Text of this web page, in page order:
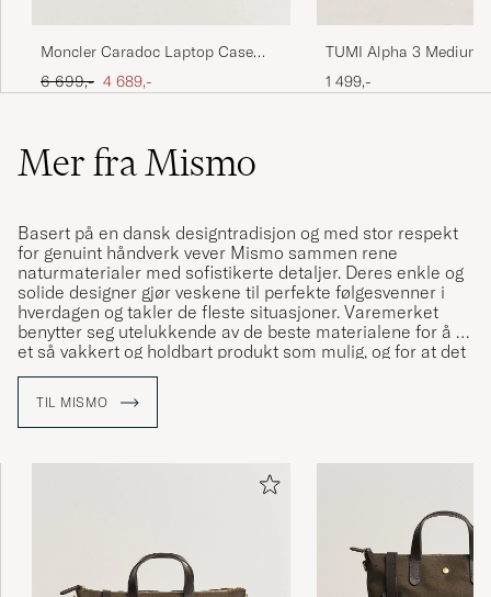
Moncler Caradoc Laptop Case
Black
Ordinær pris
6 699,- Nedsatt pris
4 689,-
TUMI Alpha 3 Medium
Cover Black
1 499,-
Mer fra Mismo
Basert på en dansk designtradisjon og med stor respekt
for genuint håndverk vever Mismo sammen rene
naturmaterialer med sofistikerte detaljer. Deres enkle og
solide designer gjør veskene til perfekte følgesvenner i
hverdagen og takler de fleste situasjoner. Varemerket
benytter seg utelukkende av de beste materialene for å få
et så vakkert og holdbart produkt som mulig, og for at det
med tiden skal få en vakker patina og eldes med
TIL MISMO